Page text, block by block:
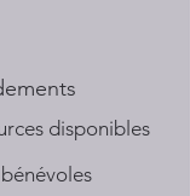
disponibles